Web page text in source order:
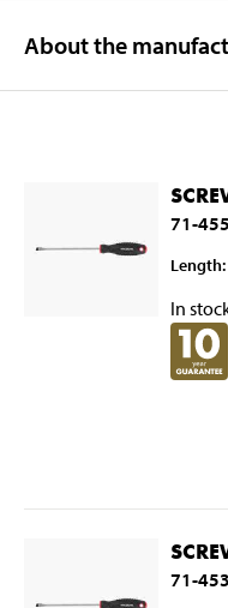
About the
71-455
Length:
In
71-453